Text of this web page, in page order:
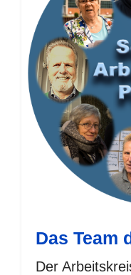
Das Team
Der